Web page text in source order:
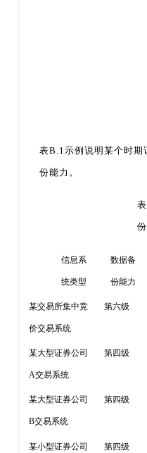
表B.1示例说明某个时期
份能力。
表
信息系
统类型
数据备
份能力
某交易所集中竞
价交易系统
第六级
某大型证券公司
A交易系统
第四级
某大型证券公司
B交易系统
第四级
某小型证券公司 第四级